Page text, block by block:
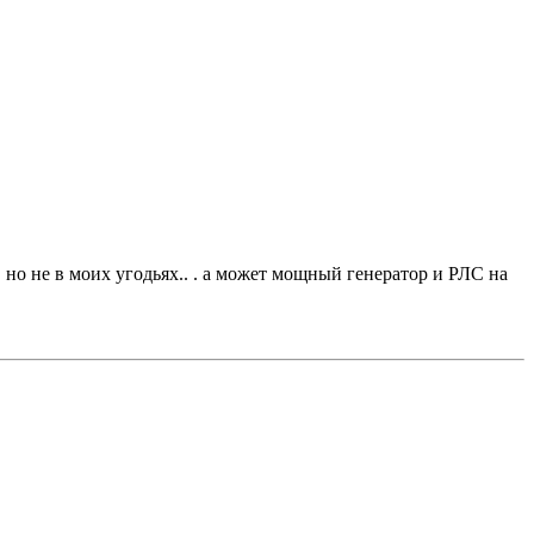
не в моих угодьях.. . а может мощный генератор и РЛС на